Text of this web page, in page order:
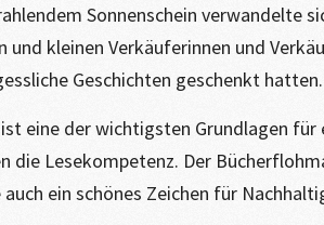
Sonnenschein verwandelte
und kleinen Verkäuferinnen und
Geschichten geschenkt
ist eine der wichtigsten Grundlagen
die Lesekompetenz. Der
ein schönes Zeichen für